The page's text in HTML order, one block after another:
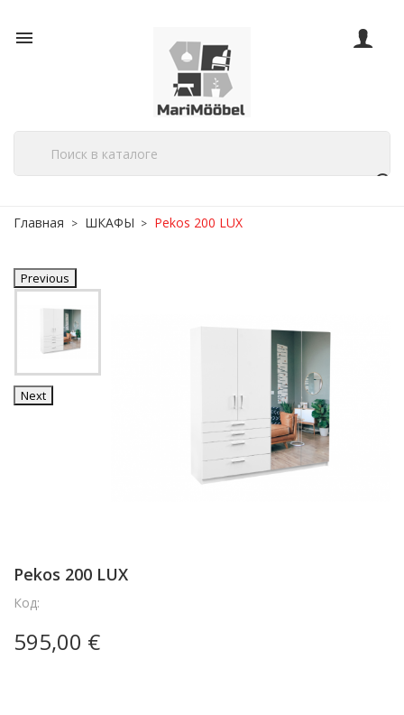

Главная ШКАФЫ Pekos 200 LUX
Previous
Next
Pekos 200 LUX
Код:
595,00 €